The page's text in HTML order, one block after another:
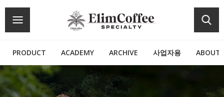
PRODUCT ACADEMY ARCHIVE 사업자용 ABOUT